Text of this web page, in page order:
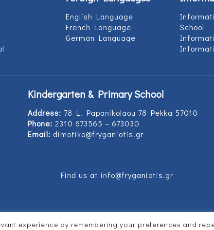
English Language
French Language
German Language
School
Kindergarten & Primary School
Address: 78 L. Papanikolaou 78 Pekka 57010
Phone: 2310 673565 – 673030
Email: dimotiko@fryganiotis.gr
Find us at info@fryganiotis.gr
byVertitech
experience by remembering your preferences and